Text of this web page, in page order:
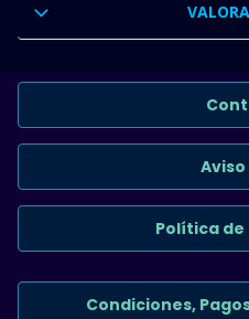
Aviso
Política
Condiciones,